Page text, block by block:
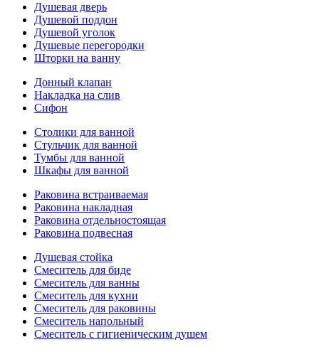
Душевая дверь
Душевой поддон
Душевой уголок
Душевые перегородки
Шторки на ванну
Донный клапан
Накладка на слив
Сифон
Столики для ванной
Стульчик для ванной
Тумбы для ванной
Шкафы для ванной
Раковина встраиваемая
Раковина накладная
Раковина отдельностоящая
Раковина подвесная
Душевая стойка
Смеситель для биде
Смеситель для ванны
Смеситель для кухни
Смеситель для раковины
Смеситель напольный
Смеситель с гигиеническим душем